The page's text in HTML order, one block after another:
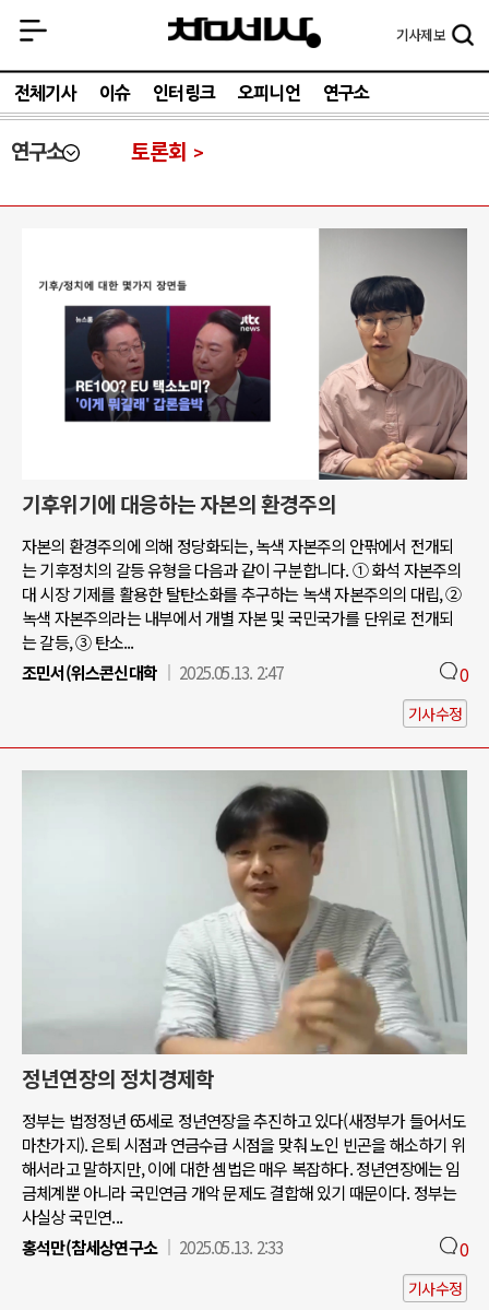
기사제보
전체기사 이슈 인터링크 오피니언 연구소
연구소 토론회
기후위기에 대응하는 자본의 환경주의
자본의 환경주의에 의해 정당화되는, 녹색 자본주의 안팎에서 전개되
는 기후정치의 갈등 유형을 다음과 같이 구분합니다. ① 화석 자본주의
대 시장 기제를 활용한 탈탄소화를 추구하는 녹색 자본주의의 대립, ②
녹색 자본주의라는 내부에서 개별 자본 및 국민국가를 단위로 전개되
는 갈등, ③ 탄소...
조민서(위스콘신대학
2025.05.13. 2:47 0
기사수정
정년연장의 정치경제학
정부는 법정정년 65세로 정년연장을 추진하고 있다(새정부가 들어서도
마찬가지). 은퇴 시점과 연금수급 시점을 맞춰 노인 빈곤을 해소하기 위
해서라고 말하지만, 이에 대한 셈법은 매우 복잡하다. 정년연장에는 임
금체계뿐 아니라 국민연금 개악 문제도 결합해 있기 때문이다. 정부는
사실상 국민연...
홍석만(참세상연구소
2025.05.13. 2:33 0
기사수정